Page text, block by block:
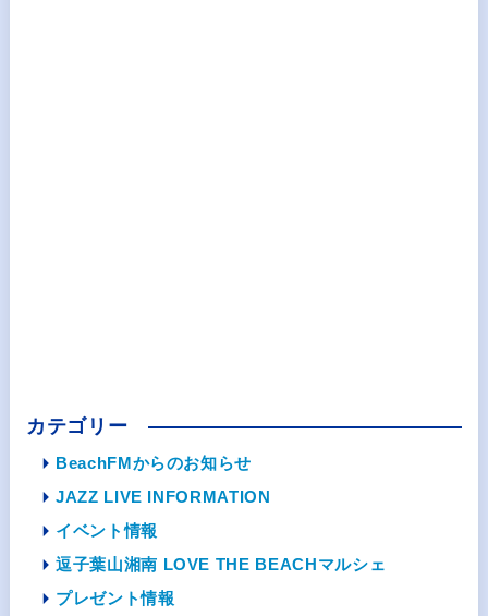
カテゴリー
BeachFMからのお知らせ
JAZZ LIVE INFORMATION
イベント情報
逗子葉山湘南 LOVE THE BEACHマルシェ
プレゼント情報